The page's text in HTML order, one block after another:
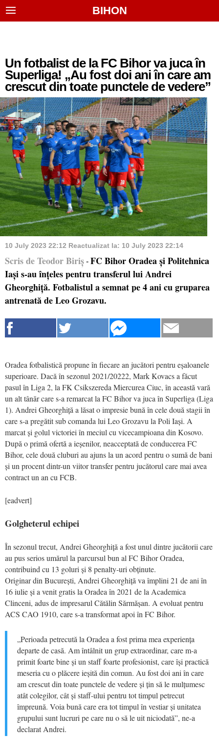
BIHON
Un fotbalist de la FC Bihor va juca în
Superliga! „Au fost doi ani în care am
crescut din toate punctele de vedere”
10 July 2023 22:12 Reactualizat la: 10 July 2023 22:14
Scris de Teodor Biriș - FC Bihor Oradea și Politehnica
Iași s-au înțeles pentru transferul lui Andrei
Gheorghiță. Fotbalistul a semnat pe 4 ani cu gruparea
antrenată de Leo Grozavu.
Oradea fotbalistică propune în fiecare an jucători pentru eșaloanele
superioare. Dacă în sezonul 2021/20222, Mark Kovacs a făcut
pasul în Liga 2, la FK Csikszereda Miercurea Ciuc, în această vară
un alt tânăr care s-a remarcat la FC Bihor va juca în Superliga (Liga
1). Andrei Gheorghiță a lăsat o impresie bună în cele două stagii în
care s-a pregătit sub comanda lui Leo Grozavu la Poli Iași. A
marcat și golul victoriei în meciul cu vicecampioana din Kosovo.
După o primă ofertă a ieșenilor, neacceptată de conducerea FC
Bihor, cele două cluburi au ajuns la un acord pentru o sumă de bani
și un procent dintr-un viitor transfer pentru jucătorul care mai avea
contract un an cu FCB.
[eadvert]
Golgheterul echipei
În sezonul trecut, Andrei Gheorghiță a fost unul dintre jucătorii care
au pus serios umărul la parcursul bun al FC Bihor Oradea,
contribuind cu 13 goluri și 8 penalty-uri obținute.
Originar din București, Andrei Gheorghiță va împlini 21 de ani în
16 iulie și a venit gratis la Oradea în 2021 de la Academica
Clinceni, adus de impresarul Cătălin Sărmășan. A evoluat pentru
ACS CAO 1910, care s-a transformat apoi în FC Bihor.
„Perioada petrecută la Oradea a fost prima mea experiența
departe de casă. Am întâlnit un grup extraordinar, care m-a
primit foarte bine și un staff foarte profesionist, care își practică
meseria cu o plăcere ieșită din comun. Au fost doi ani în care
am crescut din toate punctele de vedere și țin să le mulțumesc
atât colegilor, cât și staff-ului pentru tot timpul petrecut
împreună. Voia bună care era tot timpul în vestiar și unitatea
grupului sunt lucruri pe care nu o să le uit niciodată”, ne-a
declarat Andrei.